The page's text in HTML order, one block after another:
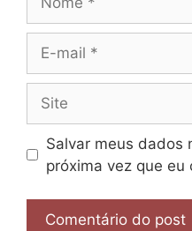
mail
Salvar meus dados
próxima vez que eu